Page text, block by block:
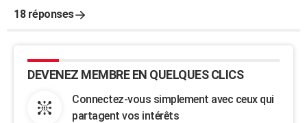
18 réponses
DEVENEZ MEMBRE EN QUELQUES CLICS
Connectez-vous simplement avec ceux qui
partagent vos intérêts